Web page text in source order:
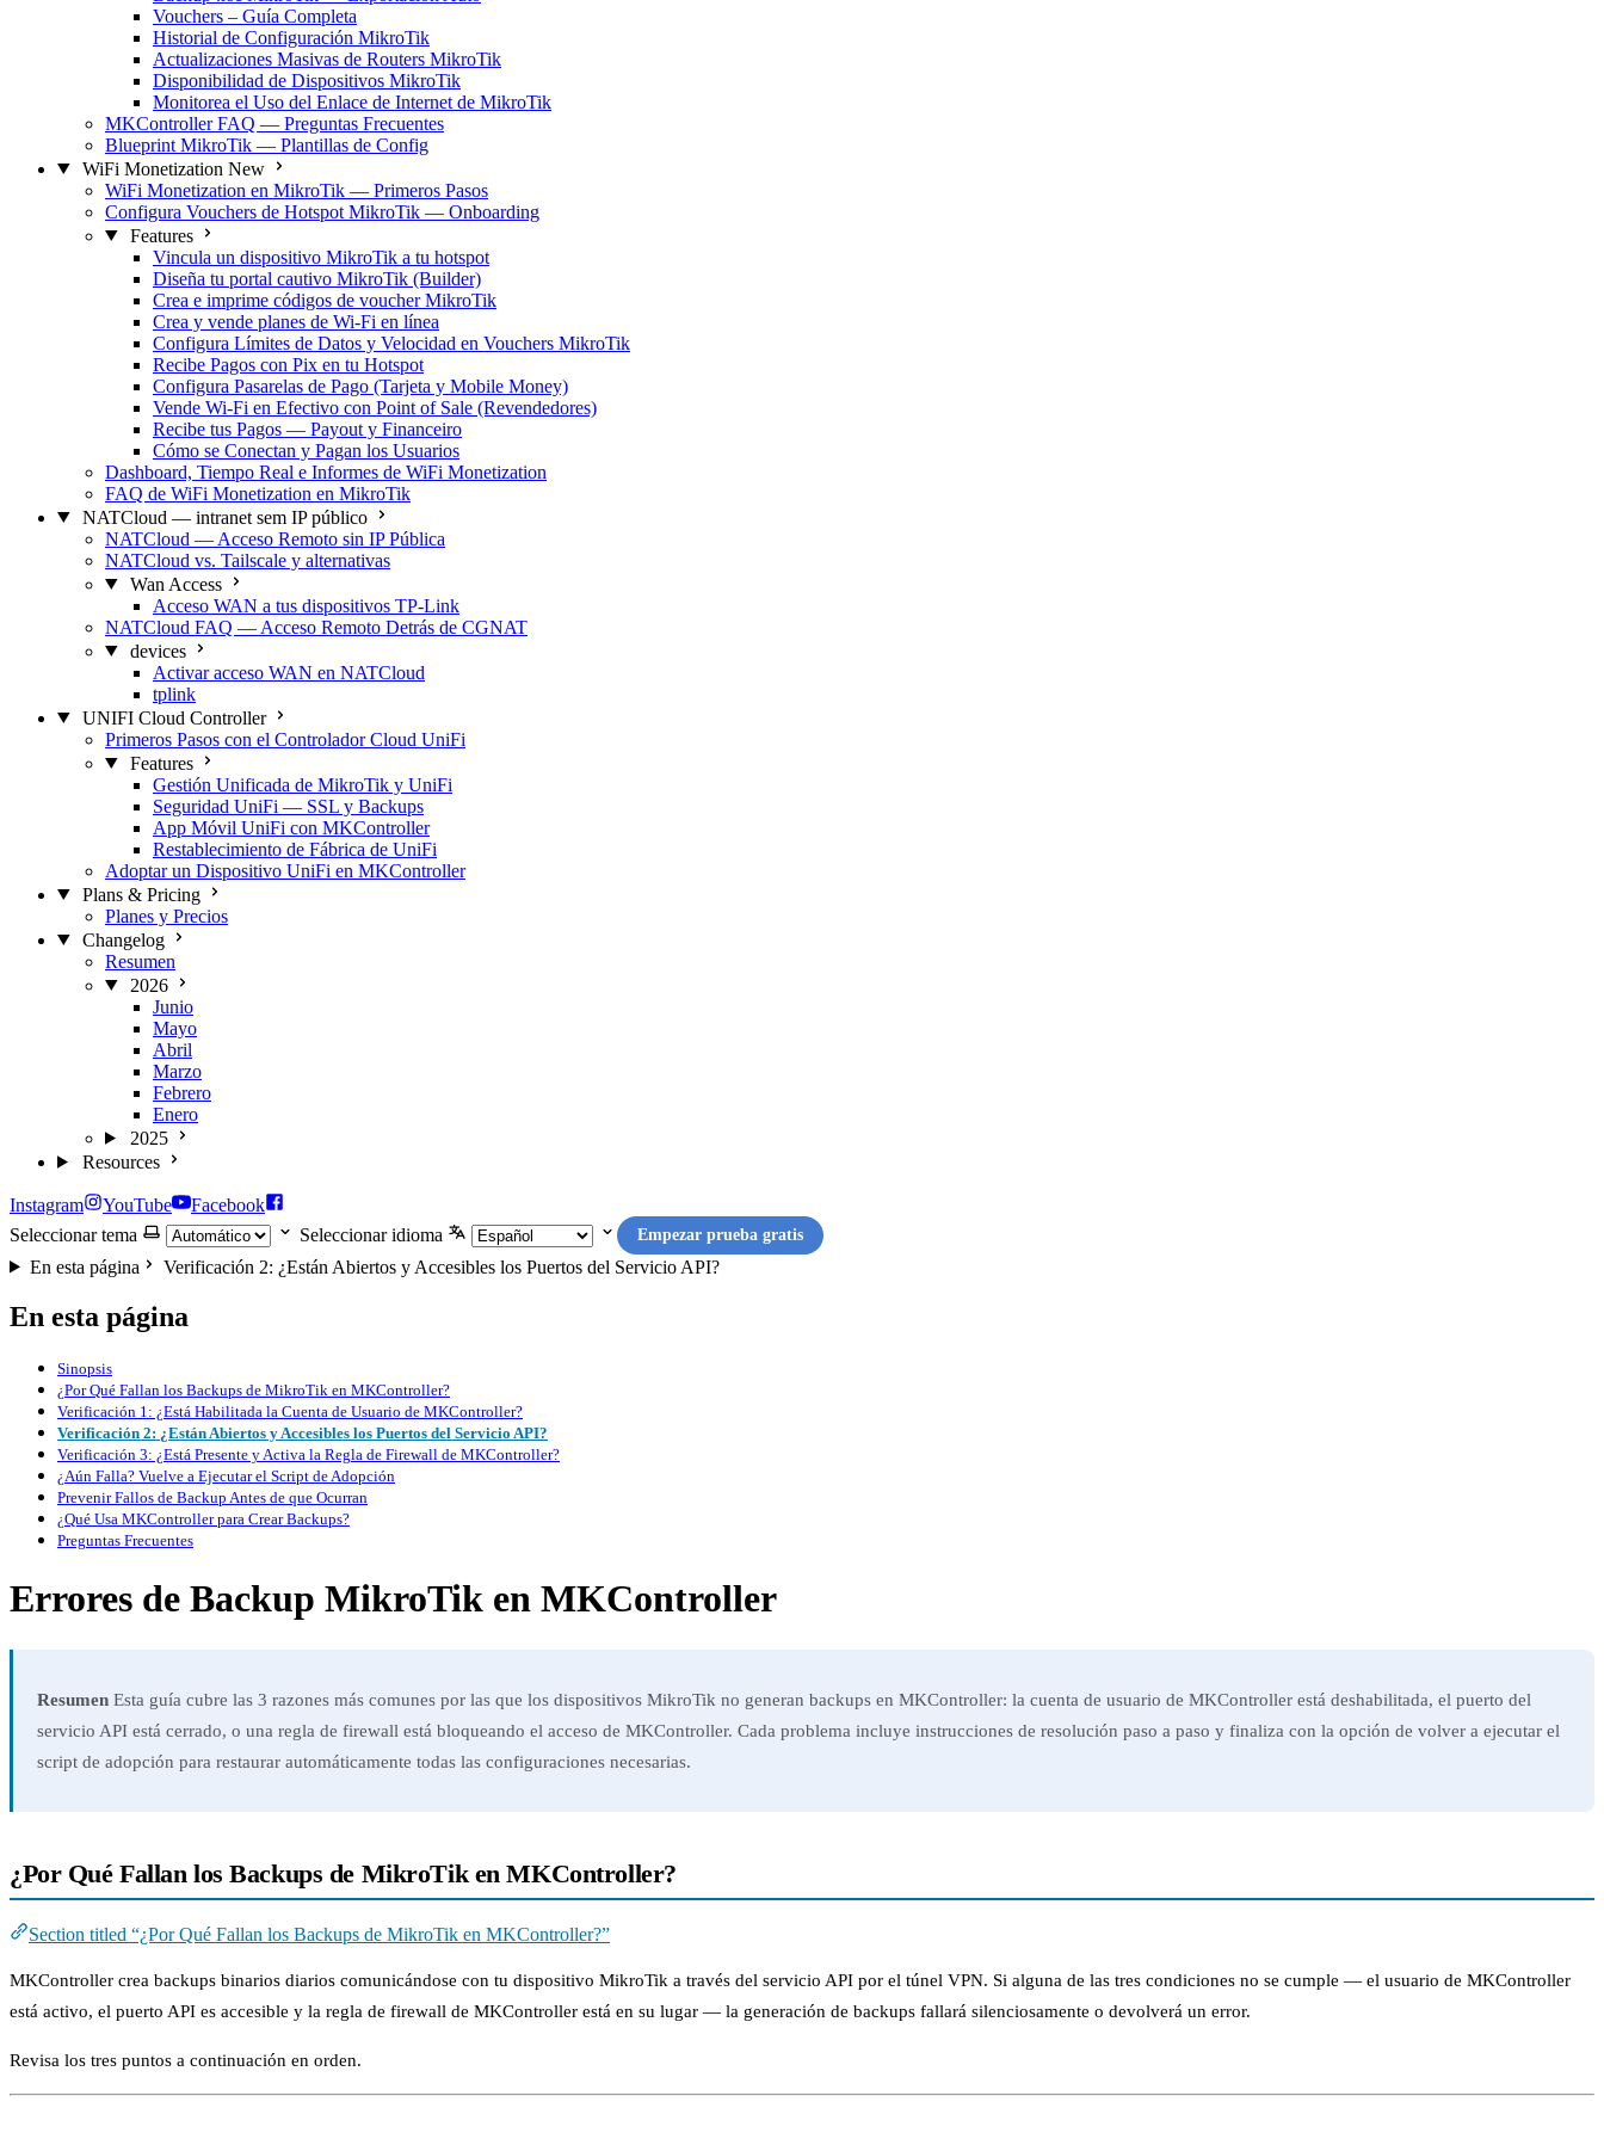
Vouchers – Guía Completa
Historial de Configuración MikroTik
Actualizaciones Masivas de Routers MikroTik
Disponibilidad de Dispositivos MikroTik
Monitorea el Uso del Enlace de Internet de MikroTik
MKController FAQ — Preguntas Frecuentes
Blueprint MikroTik — Plantillas de Config
WiFi Monetization New
WiFi Monetization en MikroTik — Primeros Pasos
Configura Vouchers de Hotspot MikroTik — Onboarding
Features
Vincula un dispositivo MikroTik a tu hotspot
Diseña tu portal cautivo MikroTik (Builder)
Crea e imprime códigos de voucher MikroTik
Crea y vende planes de Wi-Fi en línea
Configura Límites de Datos y Velocidad en Vouchers MikroTik
Recibe Pagos con Pix en tu Hotspot
Configura Pasarelas de Pago (Tarjeta y Mobile Money)
Vende Wi-Fi en Efectivo con Point of Sale (Revendedores)
Recibe tus Pagos — Payout y Financeiro
Cómo se Conectan y Pagan los Usuarios
Dashboard, Tiempo Real e Informes de WiFi Monetization
FAQ de WiFi Monetization en MikroTik
NATCloud — intranet sem IP público
NATCloud — Acceso Remoto sin IP Pública
NATCloud vs. Tailscale y alternativas
Wan Access
Acceso WAN a tus dispositivos TP-Link
NATCloud FAQ — Acceso Remoto Detrás de CGNAT
devices
Activar acceso WAN en NATCloud
tplink
UNIFI Cloud Controller
Primeros Pasos con el Controlador Cloud UniFi
Features
Gestión Unificada de MikroTik y UniFi
Seguridad UniFi — SSL y Backups
App Móvil UniFi con MKController
Restablecimiento de Fábrica de UniFi
Adoptar un Dispositivo UniFi en MKController
Plans & Pricing
Planes y Precios
Changelog
Resumen
2026
Junio
Mayo
Abril
Marzo
Febrero
Enero
2025
Resources
Instagram YouTube
Facebook
Seleccionar tema
Seleccionar idioma Empezar prueba gratis
En esta página Verificación 2: ¿Están Abiertos y Accesibles los Puertos del Servicio API?
En esta página
Sinopsis
¿Por Qué Fallan los Backups de MikroTik en MKController?
Verificación 1: ¿Está Habilitada la Cuenta de Usuario de MKController?
Verificación 2: ¿Están Abiertos y Accesibles los Puertos del Servicio API?
Verificación 3: ¿Está Presente y Activa la Regla de Firewall de MKController?
¿Aún Falla? Vuelve a Ejecutar el Script de Adopción
Prevenir Fallos de Backup Antes de que Ocurran
¿Qué Usa MKController para Crear Backups?
Preguntas Frecuentes
Errores de Backup MikroTik en MKController
Resumen Esta guía cubre las 3 razones más comunes por las que los dispositivos MikroTik no generan backups en MKController: la cuenta de usuario de MKController está deshabilitada, el puerto del
servicio API está cerrado, o una regla de firewall está bloqueando el acceso de MKController. Cada problema incluye instrucciones de resolución paso a paso y finaliza con la opción de volver a ejecutar el
script de adopción para restaurar automáticamente todas las configuraciones necesarias.
¿Por Qué Fallan los Backups de MikroTik en MKController?
Section titled “¿Por Qué Fallan los Backups de MikroTik en MKController?”
MKController crea backups binarios diarios comunicándose con tu dispositivo MikroTik a través del servicio API por el túnel VPN. Si alguna de las tres condiciones no se cumple — el usuario de MKController
está activo, el puerto API es accesible y la regla de firewall de MKController está en su lugar — la generación de backups fallará silenciosamente o devolverá un error.
Revisa los tres puntos a continuación en orden.